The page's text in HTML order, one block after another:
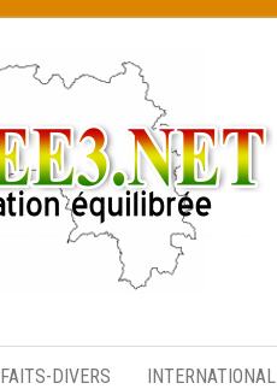
équilibrée
FAITS-DIVERS INTERNATIONAL